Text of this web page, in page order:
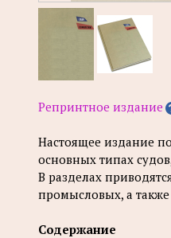
Репринтное издание
Настоящее издание
основных типах
В разделах
промысловых, а
Содержание